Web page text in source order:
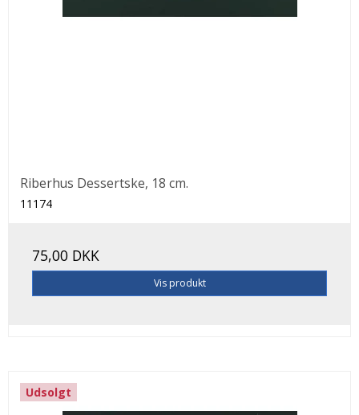
Riberhus Dessertske, 18 cm.
11174
75,00 DKK
Vis produkt
Udsolgt